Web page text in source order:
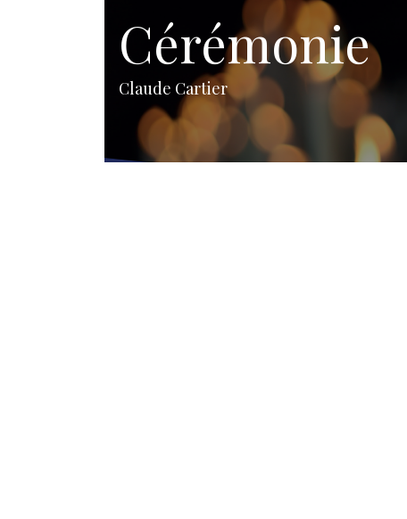
Cérémonie
Claude Cartier